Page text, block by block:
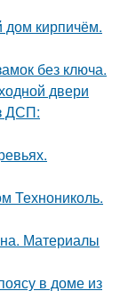
дом кирпичём.
без ключа.
двери
ДСП:
Технониколь.
Материалы
в доме из